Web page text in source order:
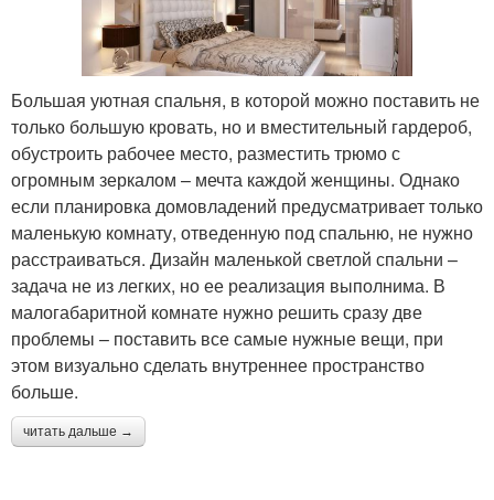
Большая уютная спальня, в которой можно поставить не
только большую кровать, но и вместительный гардероб,
обустроить рабочее место, разместить трюмо с
огромным зеркалом – мечта каждой женщины. Однако
если планировка домовладений предусматривает только
маленькую комнату, отведенную под спальню, не нужно
расстраиваться. Дизайн маленькой светлой спальни –
задача не из легких, но ее реализация выполнима. В
малогабаритной комнате нужно решить сразу две
проблемы – поставить все самые нужные вещи, при
этом визуально сделать внутреннее пространство
больше.
читать дальше →